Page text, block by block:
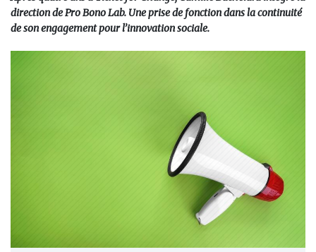
direction de Pro Bono Lab. Une prise de fonction dans la continuité
de son engagement pour l’innovation sociale.